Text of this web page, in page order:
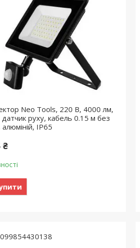
Neo Tools, 220 В, 4000 лм,
руху, кабель 0.15 м без
алюміній, IP65
₴